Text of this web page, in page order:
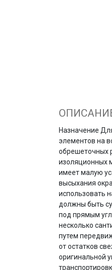
Назначение
элементов на
обрешеточных
изоляционных
имеет малую
высыхания
использовать
должны быть
под прямым
несколько
путем
от остатков
оригинальной